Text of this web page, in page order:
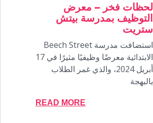
لحظات فخر – معرض
التوظيف بمدرسة بيتش
ستريت
استضافت مدرسة Beech Street
الابتدائية معرضًا وظيفيًا مثيرًا في 17
أبريل 2024، والذي غمر الطلاب
بالبهجة
READ MORE